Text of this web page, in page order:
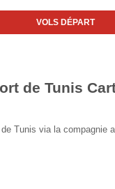
VOLS DÉPART
de Tunis
Tunis via la compagnie